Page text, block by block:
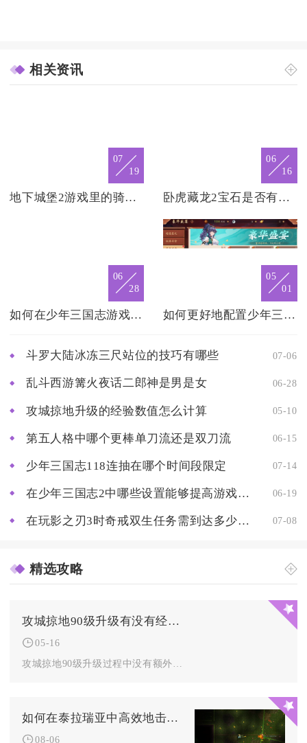
相关资讯
07
19
地下城堡2游戏里的骑士盾怎么找到
06
16
卧虎藏龙2宝石是否有特定获取方式
06
28
如何在少年三国志游戏中免费获得魂晶
05
01
如何更好地配置少年三国志前期过渡阵容
斗罗大陆冰冻三尺站位的技巧有哪些 07-06
乱斗西游篝火夜话二郎神是男是女 06-28
攻城掠地升级的经验数值怎么计算 05-10
第五人格中哪个更棒单刀流还是双刀流 06-15
少年三国志118连抽在哪个时间段限定 07-14
在少年三国志2中哪些设置能够提高游戏速度 06-19
在玩影之刃3时奇戒双生任务需到达多少级才会出现 07-08
精选攻略
攻城掠地90级升级有没有经验加成
05-16
如何在泰拉瑞亚中高效地击败眼球怪
08-06